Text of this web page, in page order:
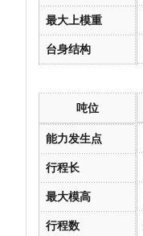
最大上模重
台身结构
吨位
能力发生点
行程长
最大模高
行程数